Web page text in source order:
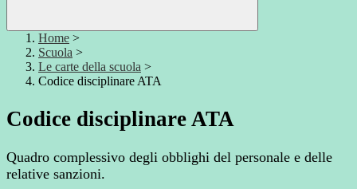
Home >
Scuola >
Le carte della scuola >
Codice disciplinare ATA
Codice disciplinare ATA
Quadro complessivo degli obblighi del personale e delle
relative sanzioni.